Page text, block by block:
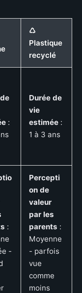
♺
Plastique
recyclé
:
Durée de
vie
estimée :
1 à 3 ans
:
-
Percepti
on de
valeur
par les
parents :
Moyenne
- parfois
vue
comme
moins